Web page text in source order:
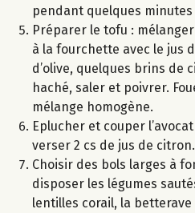
pendant quelques
Préparer le tofu :
à la fourchette avec le jus
d’olive, quelques brins de
haché, saler et poivrer.
mélange homogène.
Eplucher et couper
verser 2 cs de jus de citron.
Choisir des bols larges à
disposer les légumes
lentilles corail, la